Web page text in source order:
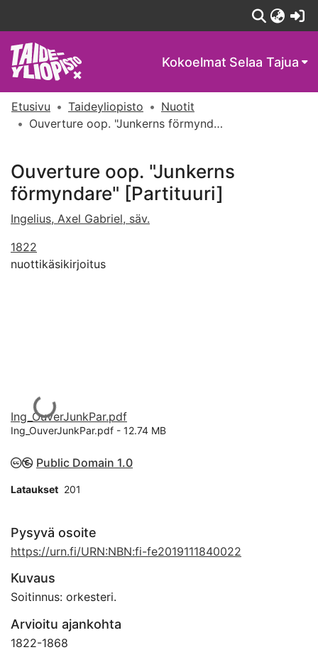
Kokoelmat Selaa Tajua
Etusivu Taideyliopisto
Nuotit
Ouverture oop. "Junkerns förmyndare" [Partituuri]
Ouverture oop. "Junkerns
förmyndare" [Partituuri]
Ingelius, Axel Gabriel, säv.
1822
nuottikäsikirjoitus
Ladataan...
Ing_OuverJunkPar.pdf
Ing_OuverJunkPar.pdf - 12.74 MB
Public Domain 1.0
Lataukset 201
Pysyvä osoite
https://urn.fi/URN:NBN:fi-fe2019111840022
Kuvaus
Soitinnus: orkesteri.
Arvioitu ajankohta
1822-1868